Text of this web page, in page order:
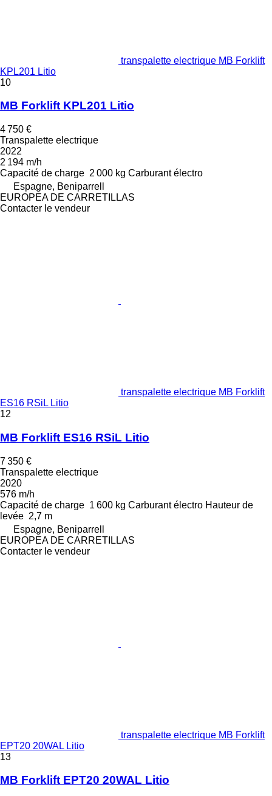
transpalette electrique MB Forklift
KPL201 Litio
10
MB Forklift KPL201 Litio
4 750 €
Transpalette electrique
2022
2 194 m/h
Capacité de charge 2 000 kg Carburant électro
Espagne, Beniparrell
EUROPEA DE CARRETILLAS
Contacter le vendeur
transpalette electrique MB Forklift
ES16 RSiL Litio
12
MB Forklift ES16 RSiL Litio
7 350 €
Transpalette electrique
2020
576 m/h
Capacité de charge 1 600 kg Carburant électro Hauteur de
levée 2,7 m
Espagne, Beniparrell
EUROPEA DE CARRETILLAS
Contacter le vendeur
transpalette electrique MB Forklift
EPT20 20WAL Litio
13
MB Forklift EPT20 20WAL Litio